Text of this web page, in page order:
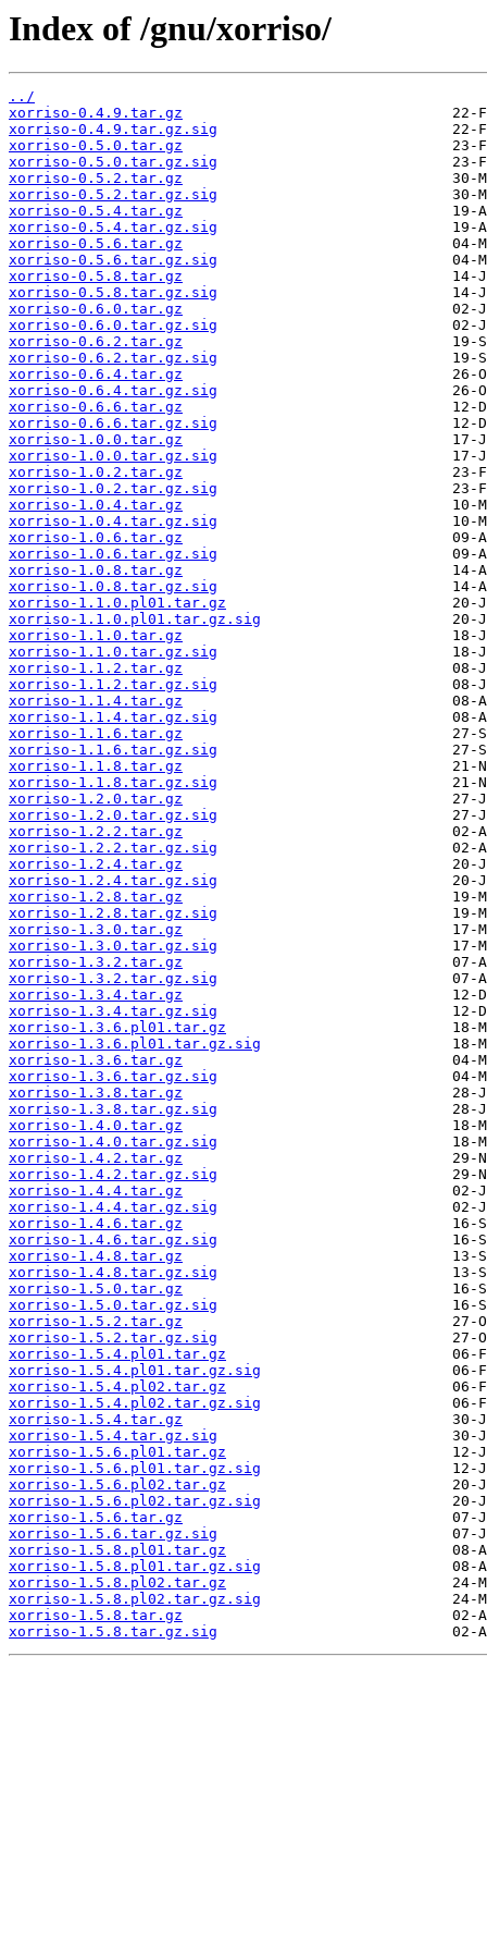
Index of /gnu/xorriso/
../
xorriso-0.4.9.tar.gz
xorriso-0.4.9.tar.gz.sig
xorriso-0.5.0.tar.gz
xorriso-0.5.0.tar.gz.sig
xorriso-0.5.2.tar.gz
xorriso-0.5.2.tar.gz.sig
xorriso-0.5.4.tar.gz
xorriso-0.5.4.tar.gz.sig
xorriso-0.5.6.tar.gz
xorriso-0.5.6.tar.gz.sig
xorriso-0.5.8.tar.gz
xorriso-0.5.8.tar.gz.sig
xorriso-0.6.0.tar.gz
xorriso-0.6.0.tar.gz.sig
xorriso-0.6.2.tar.gz
xorriso-0.6.2.tar.gz.sig
xorriso-0.6.4.tar.gz
xorriso-0.6.4.tar.gz.sig
xorriso-0.6.6.tar.gz
xorriso-0.6.6.tar.gz.sig
xorriso-1.0.0.tar.gz
xorriso-1.0.0.tar.gz.sig
xorriso-1.0.2.tar.gz
xorriso-1.0.2.tar.gz.sig
xorriso-1.0.4.tar.gz
xorriso-1.0.4.tar.gz.sig
xorriso-1.0.6.tar.gz
xorriso-1.0.6.tar.gz.sig
xorriso-1.0.8.tar.gz
xorriso-1.0.8.tar.gz.sig
xorriso-1.1.0.pl01.tar.gz
xorriso-1.1.0.pl01.tar.gz.sig
xorriso-1.1.0.tar.gz
xorriso-1.1.0.tar.gz.sig
xorriso-1.1.2.tar.gz
xorriso-1.1.2.tar.gz.sig
xorriso-1.1.4.tar.gz
xorriso-1.1.4.tar.gz.sig
xorriso-1.1.6.tar.gz
xorriso-1.1.6.tar.gz.sig
xorriso-1.1.8.tar.gz
xorriso-1.1.8.tar.gz.sig
xorriso-1.2.0.tar.gz
xorriso-1.2.0.tar.gz.sig
xorriso-1.2.2.tar.gz
xorriso-1.2.2.tar.gz.sig
xorriso-1.2.4.tar.gz
xorriso-1.2.4.tar.gz.sig
xorriso-1.2.8.tar.gz
xorriso-1.2.8.tar.gz.sig
xorriso-1.3.0.tar.gz
xorriso-1.3.0.tar.gz.sig
xorriso-1.3.2.tar.gz
xorriso-1.3.2.tar.gz.sig
xorriso-1.3.4.tar.gz
xorriso-1.3.4.tar.gz.sig
xorriso-1.3.6.pl01.tar.gz
xorriso-1.3.6.pl01.tar.gz.sig
xorriso-1.3.6.tar.gz
xorriso-1.3.6.tar.gz.sig
xorriso-1.3.8.tar.gz
xorriso-1.3.8.tar.gz.sig
xorriso-1.4.0.tar.gz
xorriso-1.4.0.tar.gz.sig
xorriso-1.4.2.tar.gz
xorriso-1.4.2.tar.gz.sig
xorriso-1.4.4.tar.gz
xorriso-1.4.4.tar.gz.sig
xorriso-1.4.6.tar.gz
xorriso-1.4.6.tar.gz.sig
xorriso-1.4.8.tar.gz
xorriso-1.4.8.tar.gz.sig
xorriso-1.5.0.tar.gz
xorriso-1.5.0.tar.gz.sig
xorriso-1.5.2.tar.gz
xorriso-1.5.2.tar.gz.sig
xorriso-1.5.4.pl01.tar.gz
xorriso-1.5.4.pl01.tar.gz.sig
xorriso-1.5.4.pl02.tar.gz
xorriso-1.5.4.pl02.tar.gz.sig
xorriso-1.5.4.tar.gz
xorriso-1.5.4.tar.gz.sig
xorriso-1.5.6.pl01.tar.gz
xorriso-1.5.6.pl01.tar.gz.sig
xorriso-1.5.6.pl02.tar.gz
xorriso-1.5.6.pl02.tar.gz.sig
xorriso-1.5.6.tar.gz
xorriso-1.5.6.tar.gz.sig
xorriso-1.5.8.pl01.tar.gz
xorriso-1.5.8.pl01.tar.gz.sig
xorriso-1.5.8.pl02.tar.gz
xorriso-1.5.8.pl02.tar.gz.sig
xorriso-1.5.8.tar.gz
xorriso-1.5.8.tar.gz.sig